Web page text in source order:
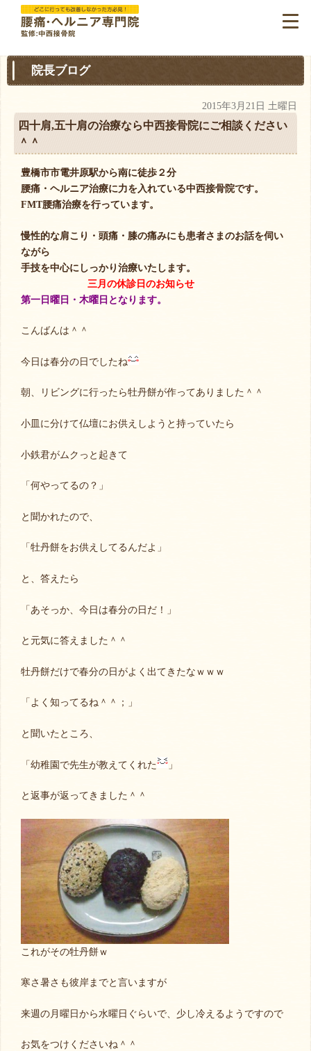
院長ブログ
2015年3月21日 土曜日
四十肩,五十肩の治療なら中西接骨院にご相談ください
＾＾
豊橋市市電井原駅から南に徒歩２分
腰痛・ヘルニア治療に力を入れている中西接骨院です。
FMT腰痛治療を行っています。
慢性的な肩こり・頭痛・膝の痛みにも患者さまのお話を伺い
ながら
手技を中心にしっかり治療いたします。
三月の休診日のお知らせ
第一日曜日・木曜日となります。
こんばんは＾＾
今日は春分の日でしたね
朝、リビングに行ったら牡丹餅が作ってありました＾＾
小皿に分けて仏壇にお供えしようと持っていたら
小鉄君がムクっと起きて
「何やってるの？」
と聞かれたので、
「牡丹餅をお供えしてるんだよ」
と、答えたら
「あそっか、今日は春分の日だ！」
と元気に答えました＾＾
牡丹餅だけで春分の日がよく出てきたなｗｗｗ
「よく知ってるね＾＾；」
と聞いたところ、
「幼稚園で先生が教えてくれた 」
と返事が返ってきました＾＾
これがその牡丹餅ｗ
寒さ暑さも彼岸までと言いますが
来週の月曜日から水曜日ぐらいで、少し冷えるようですので
お気をつけくださいね＾＾